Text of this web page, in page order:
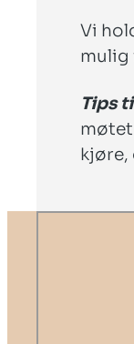
Vi
mulig
Tips
kjøre,